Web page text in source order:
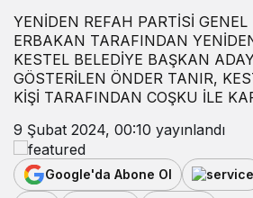
YENİDEN REFAH PARTİSİ
ERBAKAN TARAFINDAN
KESTEL BELEDİYE BAŞKAN
GÖSTERİLEN ÖNDER TANIR,
KİŞİ TARAFINDAN COŞKU İLE
9 Şubat 2024, 00:10 yayınlandı
Google'da Abone Ol